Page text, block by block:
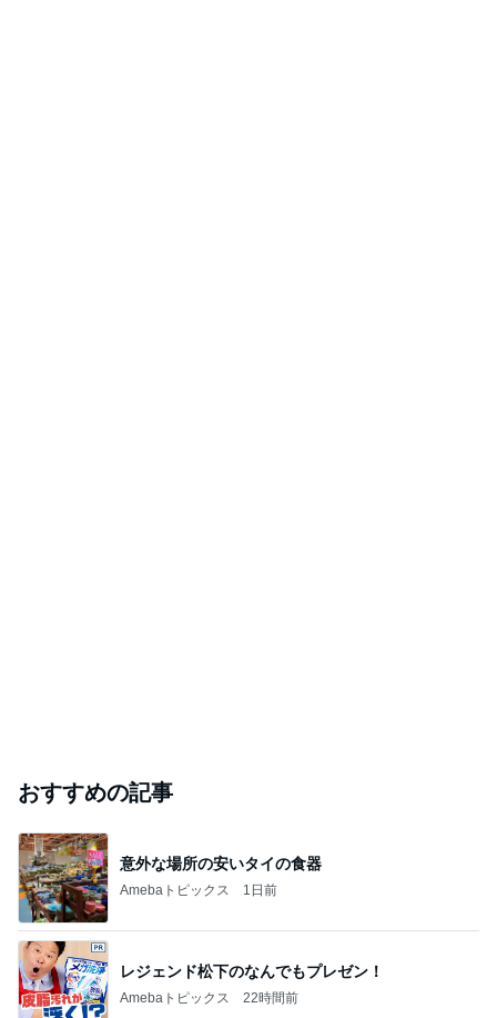
おすすめの記事
意外な場所の安いタイの食器
Amebaトピックス 1日前
レジェンド松下のなんでもプレゼン！
Amebaトピックス 22時間前